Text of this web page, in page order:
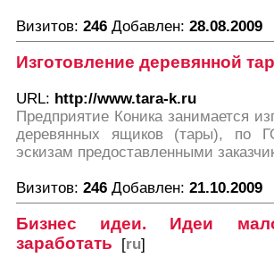
Визитов: 246 Добавлен: 28.08.2009
Изготовление деревянной
URL: http://www.tara-k.ru
Предприятие Коника занимается
деревянных ящиков (тары), по
эскизам предоставленными
Визитов: 246 Добавлен: 21.10.2009
Бизнес идеи. Идеи
заработать [ru]